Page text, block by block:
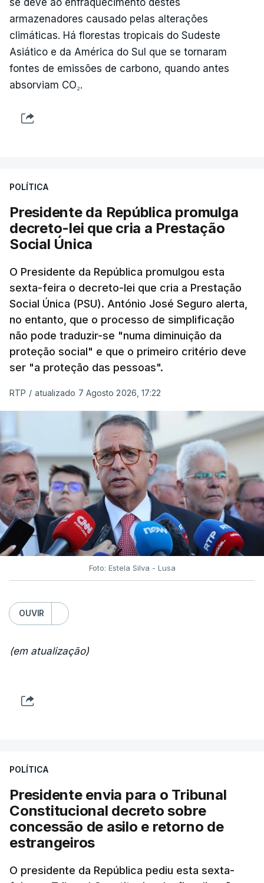
armazenadores causado pelas alterações
climáticas. Há florestas tropicais do Sudeste
Asiático e da América do Sul que se tornaram
fontes de emissões de carbono, quando antes
absorviam CO₂.
POLÍTICA
Presidente da República promulga
decreto-lei que cria a Prestação
Social Única
O Presidente da República promulgou esta
sexta-feira o decreto-lei que cria a Prestação
Social Única (PSU). António José Seguro alerta,
no entanto, que o processo de simplificação
não pode traduzir-se "numa diminuição da
proteção social" e que o primeiro critério deve
ser "a proteção das pessoas".
RTP / atualizado 7 Agosto 2026, 17:22
Foto: Estela Silva - Lusa
OUVIR
(em atualização)
POLÍTICA
Presidente envia para o Tribunal
Constitucional decreto sobre
concessão de asilo e retorno de
estrangeiros
O presidente da República pediu esta sexta-